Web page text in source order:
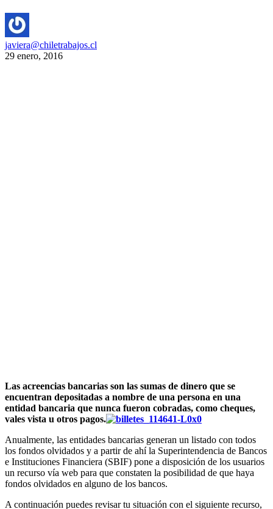
javiera@chiletrabajos.cl
29 enero, 2016
Las acreencias bancarias son las sumas de dinero que se
encuentran depositadas a nombre de una persona en una
entidad bancaria que nunca fueron cobradas, como cheques,
vales vista u otros pagos.
Anualmente, las entidades bancarias generan un listado con todos
los fondos olvidados y a partir de ahí la Superintendencia de Bancos
e Instituciones Financiera (SBIF) pone a disposición de los usuarios
un recurso vía web para que constaten la posibilidad de que haya
fondos olvidados en alguno de los bancos.
A continuación puedes revisar tu situación con el siguiente recurso,